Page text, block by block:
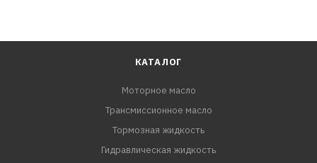
КАТАЛОГ
Моторное масло
Трансмиссионное масло
Тормозная жидкость
Гидравлическая жидкость